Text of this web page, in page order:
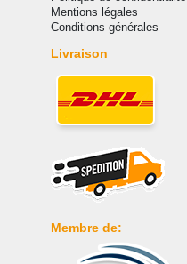
Mentions légales
Conditions générales
Livraison
Membre de: